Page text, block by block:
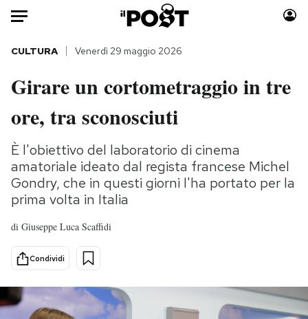
Auto
HOME
Italia
Politica
Tecnologia
Internet
Cultura
Economia
Sport
Moda
Consumismi
Storie/Idee
Ok Boomer!
CULTURA Venerdì 29 maggio 2026
Girare un cortometraggio in tre
ore, tra sconosciuti
È l'obiettivo del laboratorio di cinema
amatoriale ideato dal regista francese Michel
Gondry, che in questi giorni l'ha portato per la
prima volta in Italia
di Giuseppe Luca Scaffidi
Condividi